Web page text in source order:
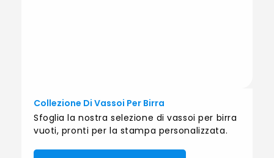
Collezione Di Vassoi Per Birra
Sfoglia la nostra selezione di vassoi per birra
vuoti, pronti per la stampa personalizzata.